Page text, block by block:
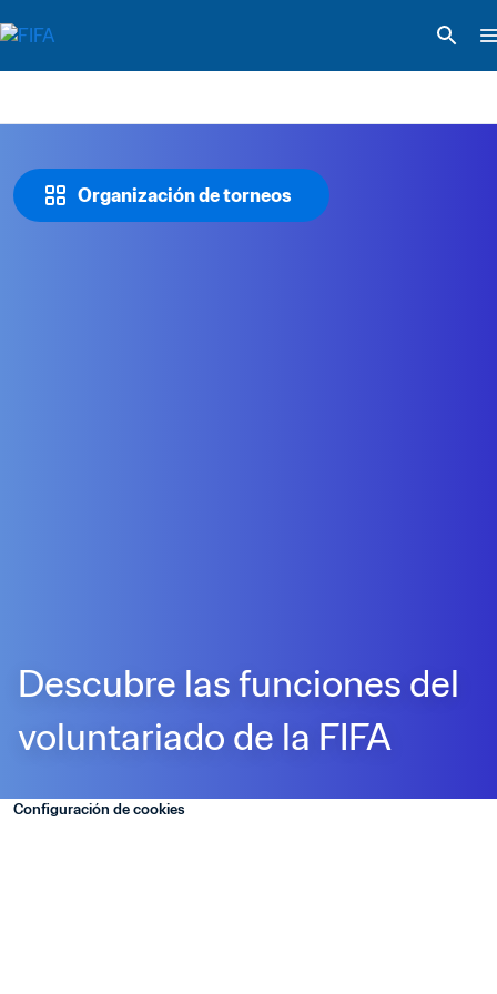
Organización de torneos
Descubre las funciones del
voluntariado de la FIFA
Configuración de cookies